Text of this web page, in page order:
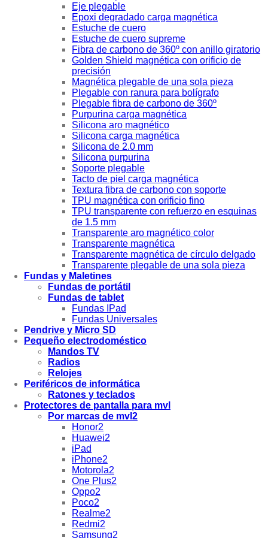
Eje plegable
Epoxi degradado carga magnética
Estuche de cuero
Estuche de cuero supreme
Fibra de carbono de 360º con anillo giratorio
Golden Shield magnética con orificio de
precisión
Magnética plegable de una sola pieza
Plegable con ranura para bolígrafo
Plegable fibra de carbono de 360º
Purpurina carga magnética
Silicona aro magnético
Silicona carga magnética
Silicona de 2.0 mm
Silicona purpurina
Soporte plegable
Tacto de piel carga magnética
Textura fibra de carbono con soporte
TPU magnética con orificio fino
TPU transparente con refuerzo en esquinas
de 1.5 mm
Transparente aro magnético color
Transparente magnética
Transparente magnética de círculo delgado
Transparente plegable de una sola pieza
Fundas y Maletines
Fundas de portátil
Fundas de tablet
Fundas IPad
Fundas Universales
Pendrive y Micro SD
Pequeño electrodoméstico
Mandos TV
Radios
Relojes
Periféricos de informática
Ratones y teclados
Protectores de pantalla para mvl
Por marcas de mvl2
Honor2
Huawei2
iPad
iPhone2
Motorola2
One Plus2
Oppo2
Poco2
Realme2
Redmi2
Samsung2